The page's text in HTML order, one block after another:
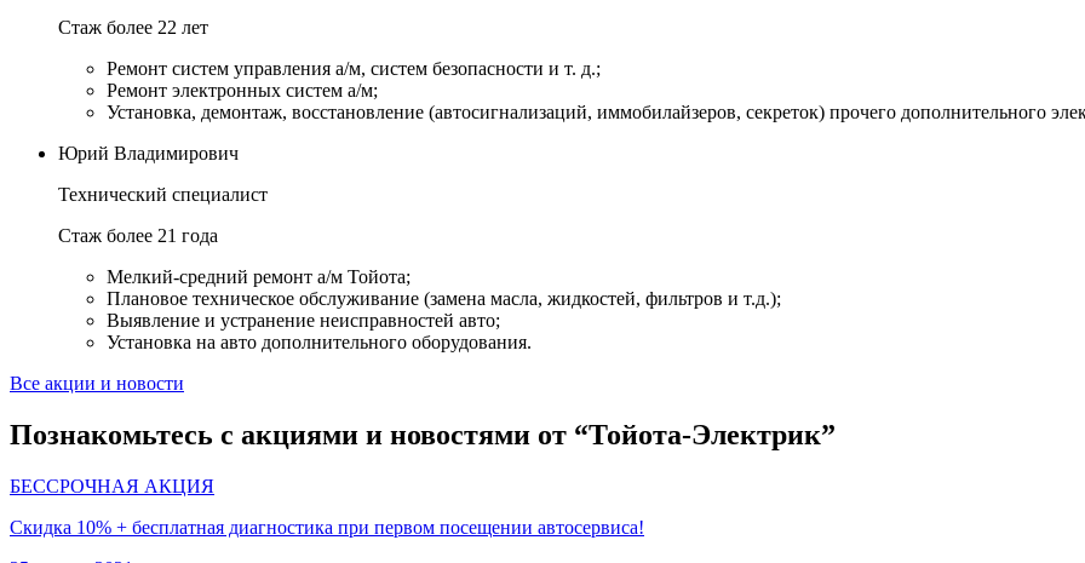
Стаж более 22 лет
Ремонт систем управления а/м, систем безопасности и т. д.;
Ремонт электронных систем а/м;
Установка, демонтаж, восстановление (автосигнализаций, иммобилайзеров, секреток) прочего дополнительного
Юрий Владимирович
Технический специалист
Стаж более 21 года
Мелкий-средний ремонт а/м Тойота;
Плановое техническое обслуживание (замена масла, жидкостей, фильтров и т.д.);
Выявление и устранение неисправностей авто;
Установка на авто дополнительного оборудования.
Все акции и новости
Познакомьтесь с акциями и новостями от “Тойота-Электрик”
БЕССРОЧНАЯ АКЦИЯ
Скидка 10% + бесплатная диагностика при первом посещении автосервиса!